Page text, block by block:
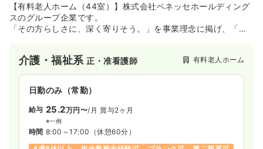
【有料老人ホーム（44室）】株式会社ベネッセホールディング
スのグループ企業です。
「その方らしさに、深く寄りそう。」を事業理念に掲げ、「自
ホームには6種類のブランドがあり、有料老人ホームの居室数で
は国内最多を誇ります。
介護・福祉系正・准看護師 有料老人ホーム
日勤のみ（常勤）
給与 25.2万円〜/月 賞与2ヶ月
※一例
時間 8:00～17:00 （休憩60分）